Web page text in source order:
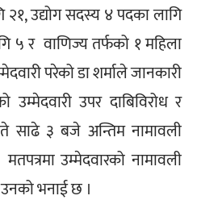
२१, उद्योग सदस्य ४ पदका लागि
५ र  वाणिज्य तर्फको १ महिला
परेको डा शर्माले जानकारी
उपर दाबिविरोध र
साढे ३ बजे अन्तिम नामावली
उम्मेदवारको नामावली
भनाई छ ।